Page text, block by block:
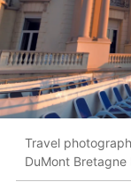
Travel
DuMont Bretagne